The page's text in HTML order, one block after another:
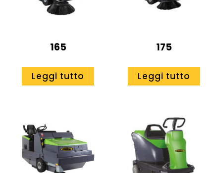
165
Leggi tutto
175
Leggi tutto